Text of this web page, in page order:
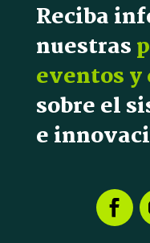
Reciba
nuestras
eventos
sobre el
e